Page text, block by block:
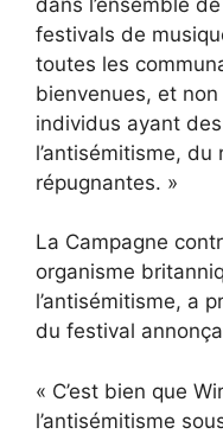
festivals de
toutes les
bienvenues, et
individus ayant
l’antisémitisme, du
répugnantes. »
La Campagne
organisme
l’antisémitisme, a
du festival
« C’est bien que
l’antisémitisme